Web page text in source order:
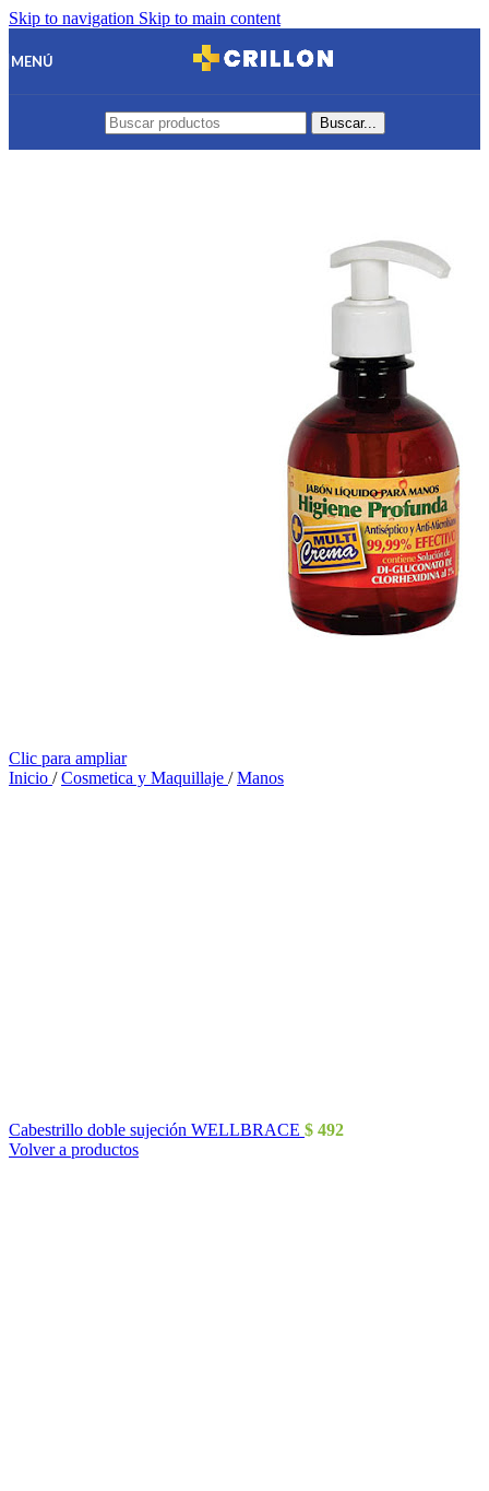
Skip to navigation Skip to main content
MENÚ
Buscar...
Clic para ampliar
Inicio / Cosmetica y Maquillaje / Manos
Cabestrillo doble sujeción WELLBRACE $ 492
Volver a productos